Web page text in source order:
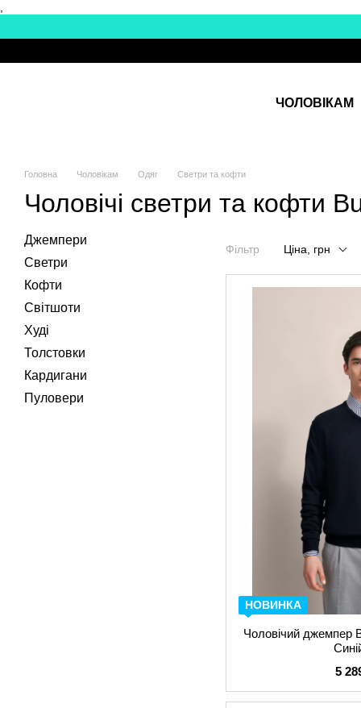
ЧОЛОВІКАМ
Головна Чоловікам Одяг Светри та кофти
Чоловічі светри та кофти
Фільтр Ціна, грн
НОВИНКА
Чоловічий джемпер
5
Джемпери
Светри
Кофти
Світшоти
Худі
Толстовки
Кардигани
Пуловери